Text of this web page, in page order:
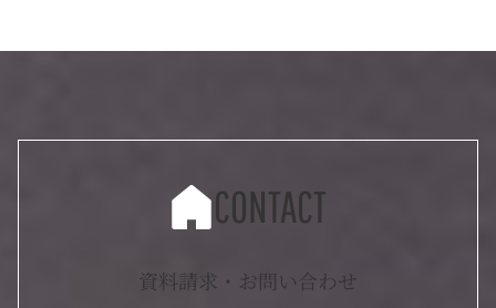
CONTACT
資料請求・お問い合わせ